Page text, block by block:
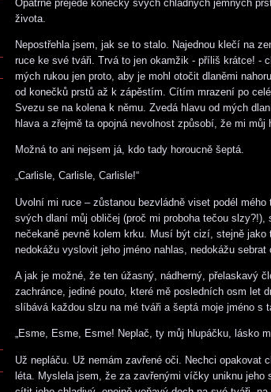
Opatrně přejede konečky svých chladných jemných
života.
Nepostřehla jsem, jak se to stalo. Najednou klečí na
ruce ke své tváři. Trvá to jen okamžik - příliš krátce! -
mých rukou jen proto, aby je mohl otočit dlaněmi
od konečků prstů až k zápěstím. Cítím mrazení po
Svezu se na kolena k němu. Zvedá hlavu od mých
hlava a zřejmě ta opojná nevolnost způsobí, že mi můj
Možná to ani nejsem já, kdo tady horoucně šeptá.
„Carlisle, Carlisle, Carlisle!“
Uvolní mi ruce – zůstanou bezvládně viset podél
svých dlaní můj obličej (proč mi proboha tečou
nečekaně pevně kolem krku. Musí být cizí, stejně
nedokážu vyslovit jeho jméno nahlas, nedokážu
A jak je možné, že ten úžasný, nádherný, přelaskavý
zachránce, jediné pouto, které mě posledních osm let
slíbává každou slzu na mé tváři a šeptá moje jméno s
„Esme, Esme, Esme! Neplač, ty můj hlupáčku, lásko
Už nepláču. Už nemám zavřené oči. Nechci opakovat
léta. Myslela jsem, že za zavřenými víčky uniknu jeho